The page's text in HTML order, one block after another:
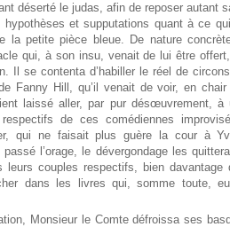
déserté le judas, afin de reposer autant
hypothèses et supputations quant à ce
la petite pièce bleue. De nature
qui, à son insu, venait de lui être
Il se contenta d’habiller le réel de
Fanny Hill, qu’il venait de voir, en
laissé aller, par pur désœuvrement,
de ces comédiennes
qui ne faisait plus guère la cour à
l’orage, le dévergondage les
leurs couples respectifs, bien
dans les livres qui, somme toute,
Monsieur le Comte défroissa ses